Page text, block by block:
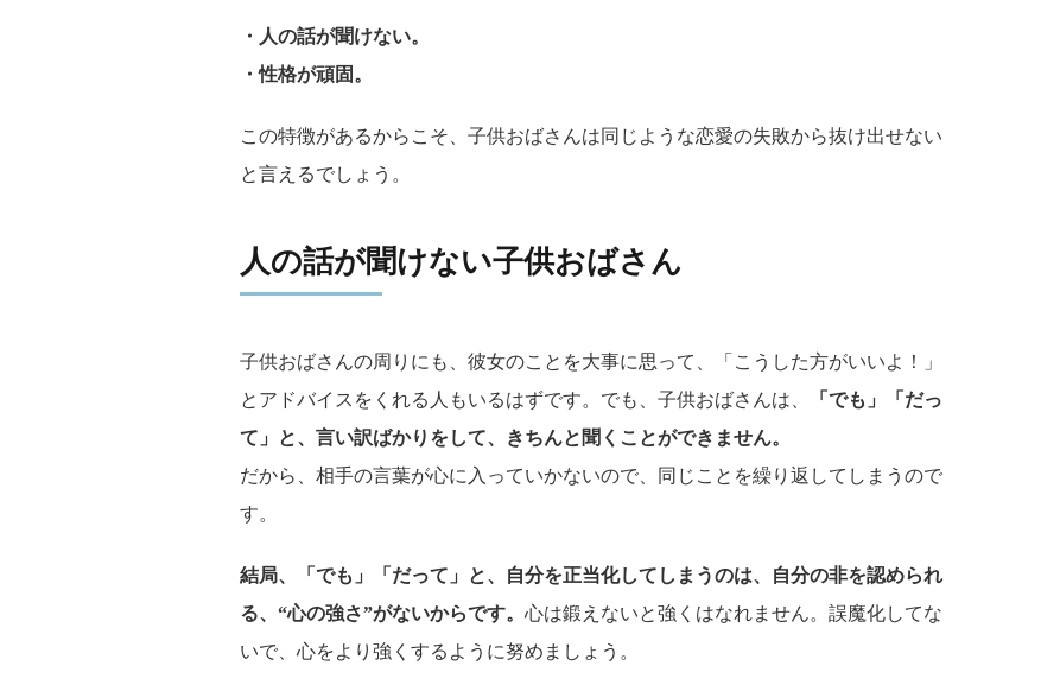
・人の話が聞けない。
・性格が頑固。
この特徴があるからこそ、子供おばさんは同じような恋愛の失敗から抜け出せない
と言えるでしょう。
人の話が聞けない子供おばさん
子供おばさんの周りにも、彼女のことを大事に思って、「こうした方がいいよ！」
とアドバイスをくれる人もいるはずです。でも、子供おばさんは、
「でも」「だっ
て」と、言い訳ばかりをして、きちんと聞くことができません。
だから、相手の言葉が心に入っていかないので、同じことを繰り返してしまうので
す。
結局、「でも」「だって」と、自分を正当化してしまうのは、自分の非を認められ
る、“心の強さ”がないからです。 心は鍛えないと強くはなれません。誤魔化してな
いで、心をより強くするように努めましょう。